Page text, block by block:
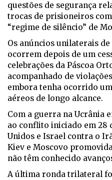
questões de segurança
trocas de prisioneiros com
“regime de silêncio” de
Os anúncios unilaterais
ocorrem depois de um
celebrações da Páscoa
acompanhado de
embora tenha ocorrido
aéreos de longo alcance.
Com a guerra na Ucrânia
ao conflito iniciado em 28
Unidos e Israel contra o
Kiev e Moscovo
não têm conhecido
A última ronda trilateral